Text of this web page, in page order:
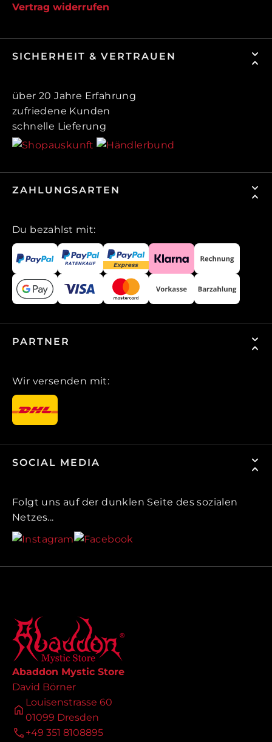
Vertrag widerrufen
SICHERHEIT & VERTRAUEN
über 20 Jahre Erfahrung
zufriedene Kunden
schnelle Lieferung
ZAHLUNGSARTEN
Du bezahlst mit:
PARTNER
Wir versenden mit:
SOCIAL MEDIA
Folgt uns auf der dunklen Seite des sozialen
Netzes...
Abaddon Mystic Store
David Börner
Louisenstrasse 60
01099 Dresden
+49 351 8108895